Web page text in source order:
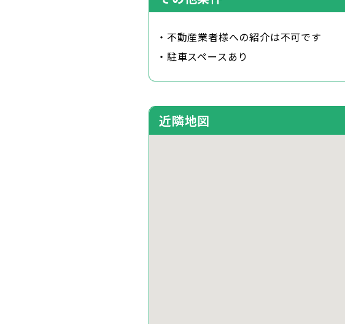
・不動産業者様への紹介は不可です
・駐車スペースあり
近隣地図